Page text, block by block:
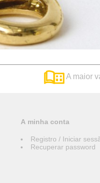
A maior
A minha conta
Registro / Iniciar
Recuperar password